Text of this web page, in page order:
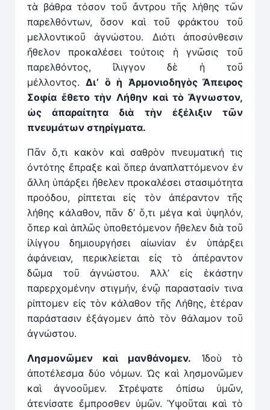
τὰ βάθρα τόσον τοῦ ἄντρου τῆς λήθης τῶν
παρελθόντων, ὅσον καὶ τοῦ φράκτου τοῦ
μελλοντικοῦ ἀγνώστου. Διότι ἀποσύνθεσιν
ἤθελον προκαλέσει τούτοις ἡ γνῶσις τοῦ
παρελθόντος, ἴλιγγον δὲ ἡ τοῦ
μέλλοντος.Δι’ ὃ ἡ Ἀρμονιοδηγὸς Ἄπειρος
Σοφία ἔθετο τὴν Λήθην καὶ τὸἌγνωστον,
ὡς ἀπαραίτητα διὰ τὴν ἐξέλιξιν τῶν
πνευμάτων στηρίγματα.
Πᾶν ὅ,τι κακὸν καὶ σαθρὸν πνευματική τις
ὀντότης ἔπραξε καὶ ὅπερ ἀναπλαττόμενον ἐν
ἄλλη ὑπάρξει ἤθελεν προκαλέσει στασιμότητα
προόδου, ρίπτεται εἰς τὸν ἀπέραντον τῆς
λήθης κάλαθον, πᾶν δ’ ὅ,τι μέγα καὶ ὑψηλόν,
ὅπερ καὶ ἁπλῶς ὑποθετόμενον ἤθελεν διὰ τοῦ
ἰλίγγου δημιουργήσει αἰωνίαν ἐν ὑπάρξει
ἀφάνειαν, περικλείεται εἰς τὸ ἀπέραντον
δῶμα τοῦ ἀγνώστου. Ἀλλ’ εἰς ἑκάστην
παρερχομένην στιγμήν, ἐνῷ παραστασίν τινα
ρίπτομεν εἰς τὸν κάλαθον τῆς Λήθης, ἑτέραν
παράστασιν ἐξάγομεν ἀπὸ τὸν θάλαμον τοῦ
ἀγνώστου.
Λησμονῶμεν καὶ μανθάνομεν. Ἰδοὺ τὸ
ἀποτέλεσμα δύο νόμων. Ὠς καὶ λησμονῶμεν
καὶ ἀγνοοῦμεν. Στρέψατε ὀπίσω ὑμῶν,
ἀτενίσατε ἔμπροσθεν ὑμῶν. Ὑψοῦται καὶ τὸ